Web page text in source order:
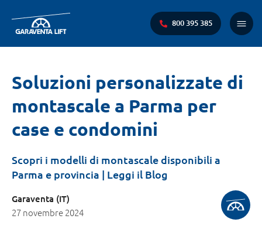
800 395 385
Menu
Ti
trovi
qui:
Soluzioni personalizzate di
montascale a Parma per
case e condomini
Scopri i modelli di montascale disponibili a
Parma e provincia | Leggi il Blog
Garaventa (IT)
27 novembre 2024